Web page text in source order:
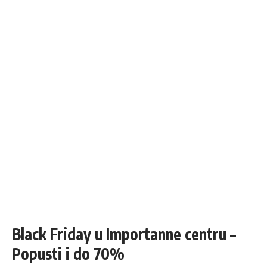
Black Friday u Importanne centru –
Popusti i do 70%